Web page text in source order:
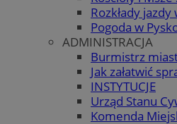
Rozkłady
Pogoda w
ADMINISTRACJA
Burmistrz
Jak załatwić
INSTYTUCJE
Urząd Stanu
Komenda